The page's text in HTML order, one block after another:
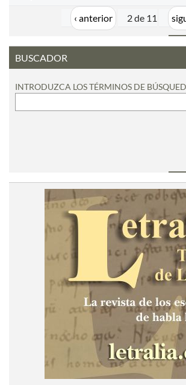
‹ anterior 2 de 11
BUSCADOR
INTRODUZCA LOS TÉRMINOS DE